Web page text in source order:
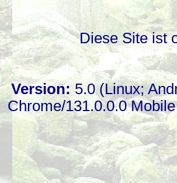
Diese Site ist
Version: 5.0 (Linux;
Chrome/131.0.0.0